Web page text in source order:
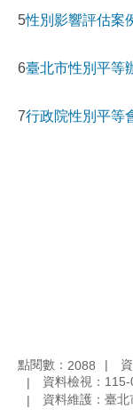
5性別影響評估案
6臺北市性別平等
7行政院性別平等
點閱數： 2088
資料檢視：
資料維護：臺